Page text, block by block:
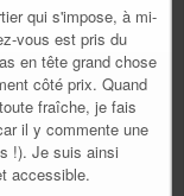
qui s'impose, à mi-
vous est pris du
en tête grand chose
côté prix. Quand
fraîche, je fais
il y commente une
!). Je suis ainsi
accessible.